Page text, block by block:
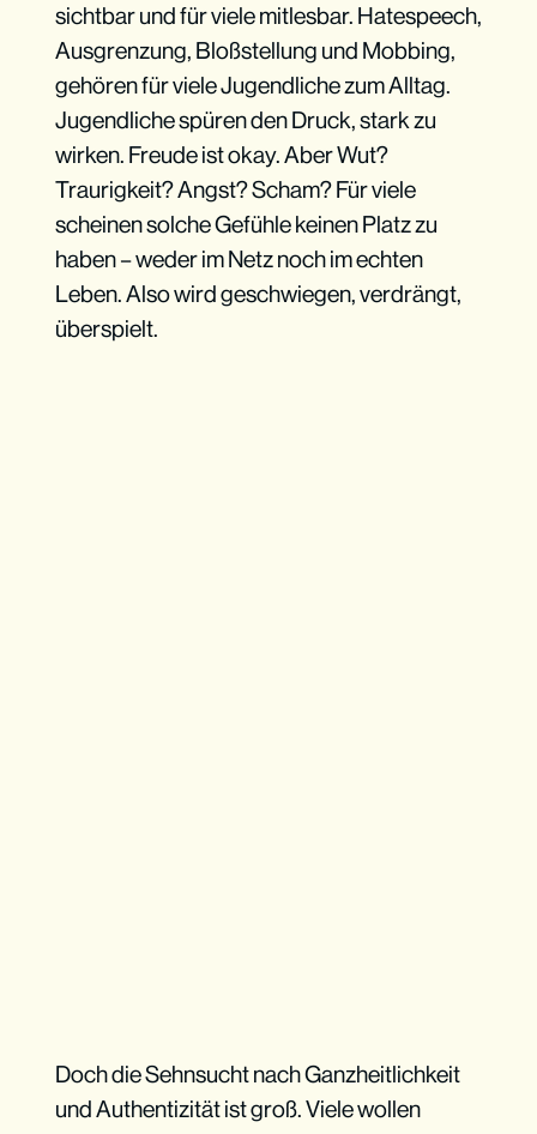
sichtbar und für viele mitlesbar. Hatespeech,
Ausgrenzung, Bloßstellung und Mobbing,
gehören für viele Jugendliche zum Alltag.
Jugendliche spüren den Druck, stark zu
wirken. Freude ist okay. Aber Wut?
Traurigkeit? Angst? Scham? Für viele
scheinen solche Gefühle keinen Platz zu
haben – weder im Netz noch im echten
Leben. Also wird geschwiegen, verdrängt,
überspielt.
Doch die Sehnsucht nach Ganzheitlichkeit
und Authentizität ist groß. Viele wollen